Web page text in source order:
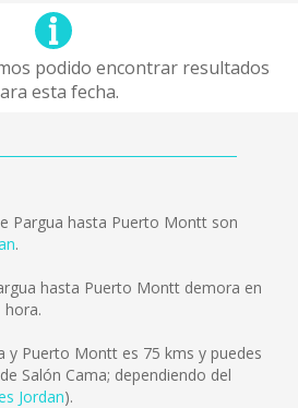
podido encontrar resultados
esta fecha.
Pargua hasta Puerto Montt son
.
hasta Puerto Montt demora en
y Puerto Montt es 75 kms y puedes
Salón Cama; dependiendo del
Jordan).